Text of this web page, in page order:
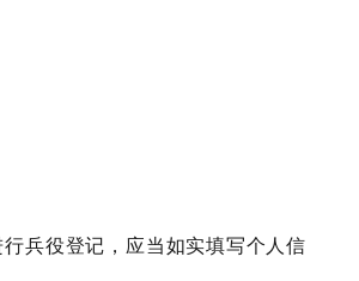
兵役登记，应当如实填写个人信